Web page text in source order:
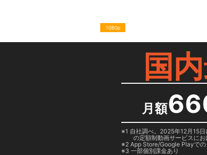
1080p
国
月額
1 自社調べ。2025年12月15
の定額制動画サービスに
2 App Store/Google Playで
3 一部個別課金あり